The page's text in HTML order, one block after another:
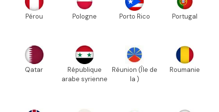
Pérou Pologne Porto Rico Portugal
Qatar
République
arabe syrienne
Réunion (Île de
la )
Roumanie